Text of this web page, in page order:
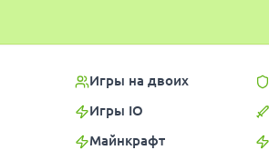
Игры на двоих
Игры IO
Майнкрафт